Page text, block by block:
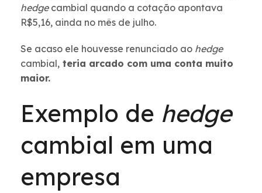
hedge cambial quando a cotação apontava
R$5,16, ainda no mês de julho.
Se acaso ele houvesse renunciado ao hedge
cambial, teria arcado com uma conta muito
maior.
Exemplo de hedge
cambial em uma
empresa